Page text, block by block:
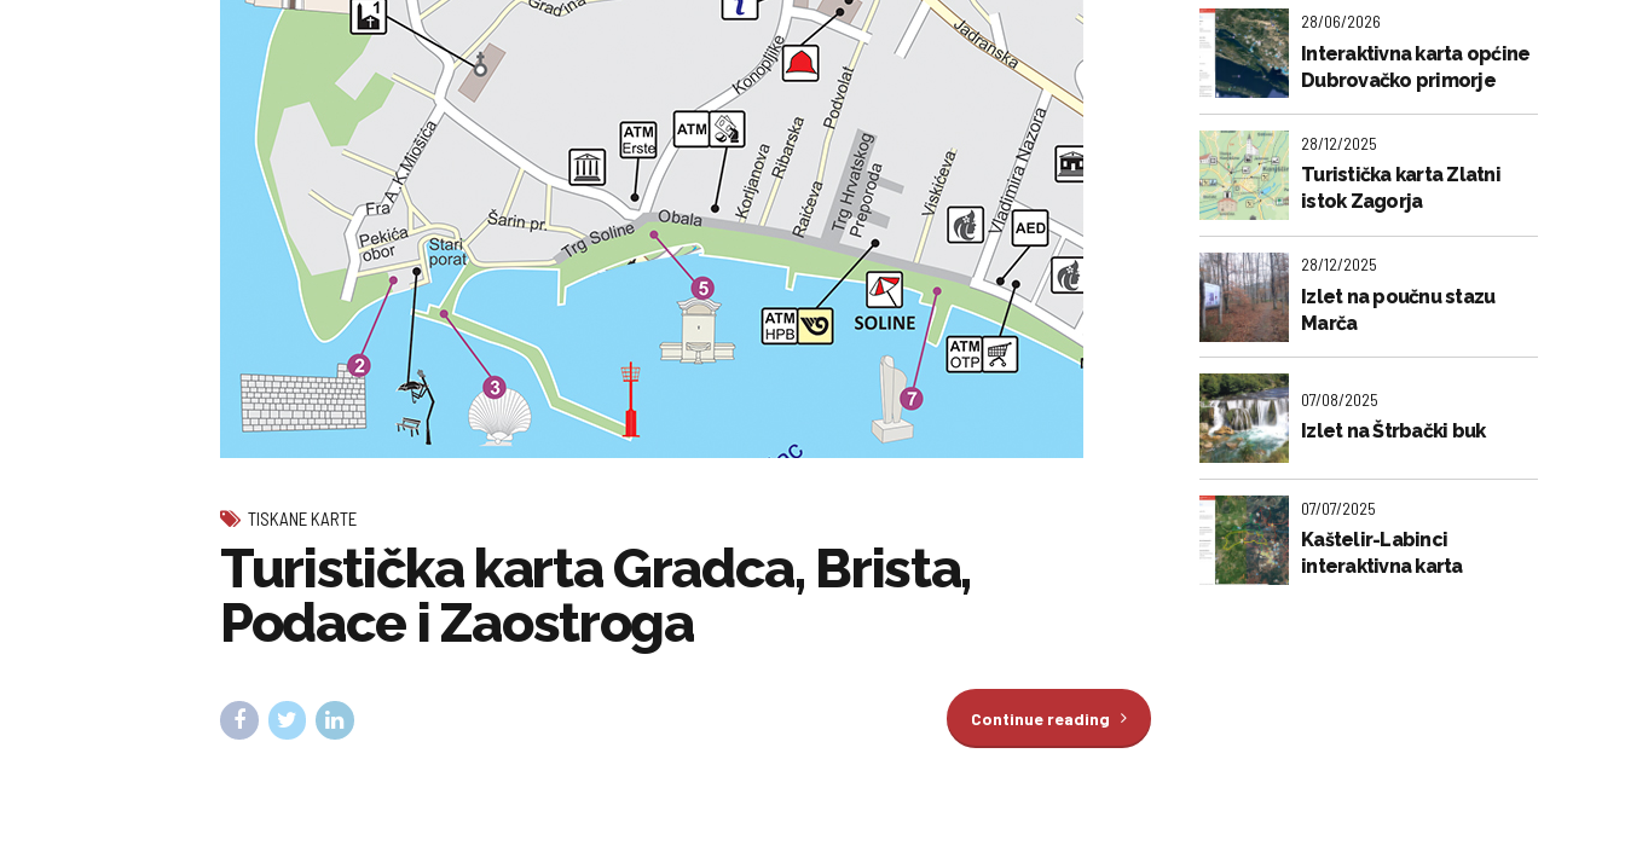
TISKANE KARTE
Turistička karta Gradca, Brista,
Podace i Zaostroga
Continue reading
28/06/2026
Interaktivna karta općine
Dubrovačko primorje
28/12/2025
Turistička karta Zlatni
istok Zagorja
28/12/2025
Izlet na poučnu stazu
Marča
07/08/2025
Izlet na Štrbački buk
07/07/2025
Kaštelir-Labinci
interaktivna karta